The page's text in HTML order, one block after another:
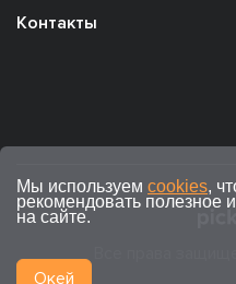
Контакты
Мы используем cookies,
рекомендовать полезное
на сайте.
Окей